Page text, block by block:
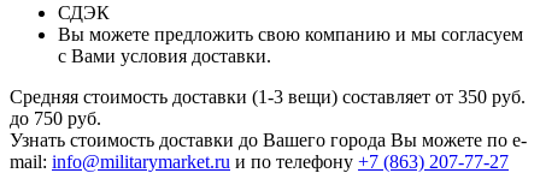
СДЭК
Вы можете предложить свою компанию и мы согласуем
с Вами условия доставки.
Средняя стоимость доставки (1-3 вещи) составляет от 350 руб.
до 750 руб.
Узнать стоимость доставки до Вашего города Вы можете по e-
mail: info@militarymarket.ru и по телефону +7 (863) 207-77-27